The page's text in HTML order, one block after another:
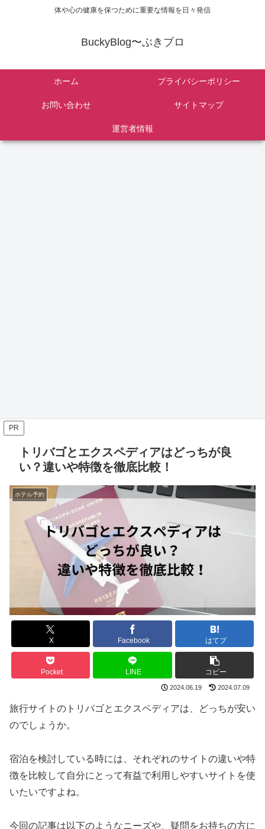
体や心の健康を保つために重要な情報を日々発信
BuckyBlog〜ぶきブロ
ホーム プライバシーポリシー
お問い合わせ サイトマップ
運営者情報
PR
トリバゴとエクスペディアはどっちが良
い？違いや特徴を徹底比較！
ホテル予約
X Facebook はてブ
Pocket LINE コピー
2024.06.19 2024.07.09
旅行サイトのトリバゴとエクスペディアは、どっちが安い
のでしょうか。
宿泊を検討している時には、それぞれのサイトの違いや特
徴を比較して自分にとって有益で利用しやすいサイトを使
いたいですよね。
今回の記事は以下のようなニーズや、疑問をお持ちの方に